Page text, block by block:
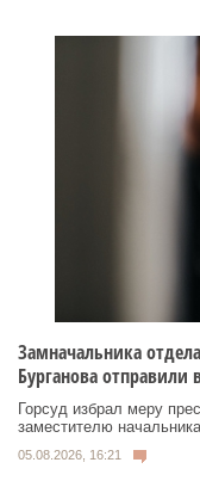
Замначальника
Бурганова отправили
Горсуд избрал меру
заместителю
05.08.2026, 16:21